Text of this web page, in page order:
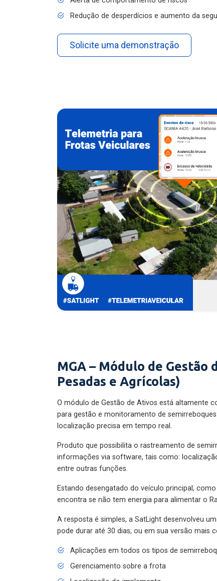
Redução de desperdícios e aumento da
Solicite uma demonstração
MGA – Módulo de Gestão
Pesadas e Agrícolas)
O módulo de Gestão de Ativos está altamente
para gestão e monitoramento de
localização precisa em tempo real.
Produto que possibilita o rastreamento de
informações via software, tais como:
entre outras funções.
Estando desengatado do veículo principal,
encontra se não tem energia para alimentar o
A resposta é simples, a SatLight desenvolveu
pode durar até 30 dias, ou em sua versão mais
Aplicações em todos os tipos de
Gerenciamento sobre a frota
Localização do implemento